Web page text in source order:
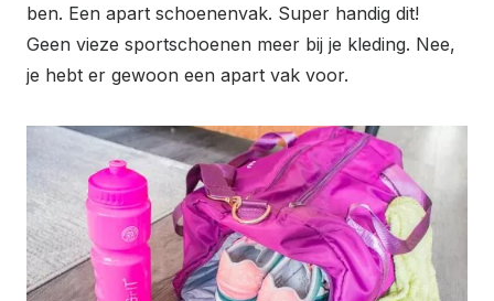
ben. Een apart schoenenvak. Super handig dit!
Geen vieze sportschoenen meer bij je kleding. Nee,
je hebt er gewoon een apart vak voor.